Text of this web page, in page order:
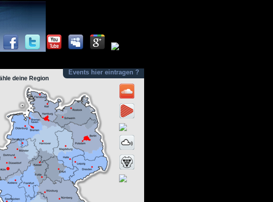
Events hier eintragen ?
deine Region